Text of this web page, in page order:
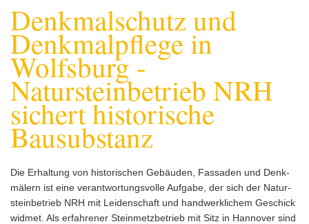
Denkmalschutz und
Denkmalpflege in
Wolfsburg -
Natursteinbetrieb NRH
sichert historische
Bausubstanz
Die Er­hal­tung von his­to­ri­schen Ge­bäu­den, Fas­sa­den und Denk­
mä­lern ist eine ver­ant­wor­tungs­vol­le Auf­ga­be, der sich der Na­tur­
stein­be­trieb NRH mit Lei­den­schaft und hand­werk­li­chem Ge­schick
wid­met. Als er­fah­re­ner Stein­metz­be­trieb mit Sitz in Han­no­ver sind